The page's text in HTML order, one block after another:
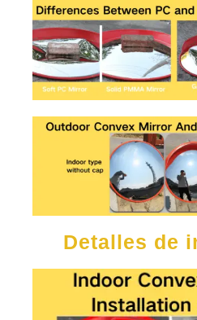
Detalles de